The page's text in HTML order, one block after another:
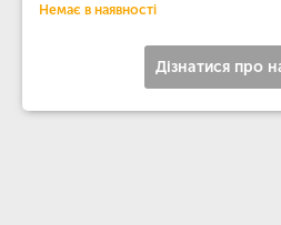
Немає в наявності
Дізнатися про